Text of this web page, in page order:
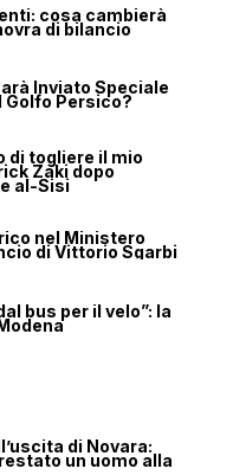
cosa cambierà
di bilancio
Inviato Speciale
Golfo Persico?
di togliere il mio
Zaki dopo
al-Sisi
nel Ministero
di Vittorio Sgarbi
bus per il velo”: la
di Novara:
un uomo alla